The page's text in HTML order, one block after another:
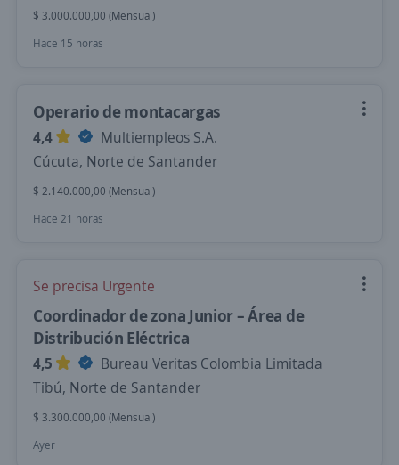
$ 3.000.000,00 (Mensual)
Hace 15 horas
Operario de montacargas
4,4
Multiempleos S.A.
Cúcuta, Norte de Santander
$ 2.140.000,00 (Mensual)
Hace 21 horas
Se precisa Urgente
Coordinador de zona Junior – Área de
Distribución Eléctrica
4,5
Bureau Veritas Colombia Limitada
Tibú, Norte de Santander
$ 3.300.000,00 (Mensual)
Ayer